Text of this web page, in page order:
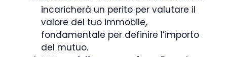
incaricherà un perito per valutare il
valore del tuo immobile,
fondamentale per definire l’importo
del mutuo.